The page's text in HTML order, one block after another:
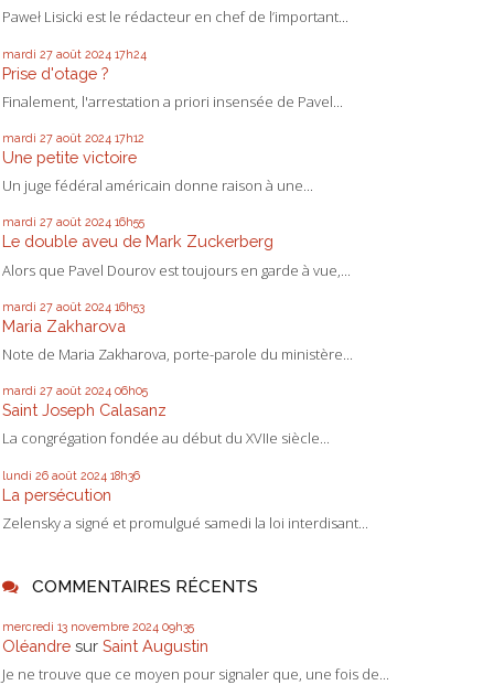
Paweł Lisicki est le rédacteur en chef de l’important...
mardi 27 août 2024 17h24
Prise d'otage ?
Finalement, l'arrestation a priori insensée de Pavel...
mardi 27 août 2024 17h12
Une petite victoire
Un juge fédéral américain donne raison à une...
mardi 27 août 2024 16h55
Le double aveu de Mark Zuckerberg
Alors que Pavel Dourov est toujours en garde à vue,...
mardi 27 août 2024 16h53
Maria Zakharova
Note de Maria Zakharova, porte-parole du ministère...
mardi 27 août 2024 06h05
Saint Joseph Calasanz
La congrégation fondée au début du XVIIe siècle...
lundi 26 août 2024 18h36
La persécution
Zelensky a signé et promulgué samedi la loi interdisant...
COMMENTAIRES RÉCENTS
mercredi 13 novembre 2024 09h35
Oléandre sur Saint Augustin
Je ne trouve que ce moyen pour signaler que, une fois de...